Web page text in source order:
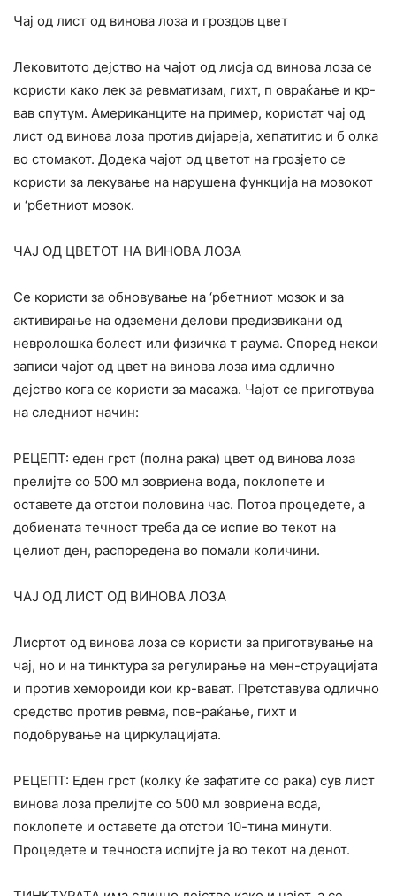
Чај од лист од винова лоза и гроздов цвет
Лековитото дејство на чајот од лисја од винова лоза се
користи како лек за ревматизам, гихт, п овраќање и кр-
вав спутум. Американците на пример, користат чај од
лист од винова лоза против дијареја, хепатитис и б олка
во стомакот. Додека чајот од цветот на грозјето се
користи за лекување на нарушена функција на мозокот
и ‘рбетниот мозок.
ЧАЈ ОД ЦВЕТОТ НА ВИНОВА ЛОЗА
Се користи за обновување на ‘рбетниот мозок и за
активирање на одземени делови предизвикани од
невролошка болест или физичка т раума. Според некои
записи чајот од цвет на винова лоза има одлично
дејство кога се користи за масажа. Чајот се приготвува
на следниот начин:
РЕЦЕПТ: еден грст (полна рака) цвет од винова лоза
прелијте со 500 мл зовриена вода, поклопете и
оставете да отстои половина час. Потоа процедете, а
добиената течност треба да се испие во текот на
целиот ден, распоредена во помали количини.
ЧАЈ ОД ЛИСТ ОД ВИНОВА ЛОЗА
Лисртот од винова лоза се користи за приготвување на
чај, но и на тинктура за регулирање на мен-струацијата
и против хемороиди кои кр-вават. Претставува одлично
средство против ревма, пов-раќање, гихт и
подобрување на циркулацијата.
РЕЦЕПТ: Еден грст (колку ќе зафатите со рака) сув лист
винова лоза прелијте со 500 мл зовриена вода,
поклопете и оставете да отстои 10-тина минути.
Процедете и течноста испијте ја во текот на денот.